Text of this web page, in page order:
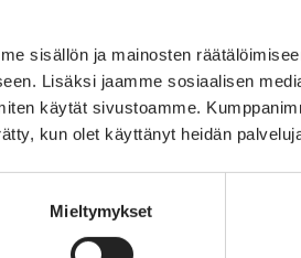
sisällön ja mainosten
Lisäksi jaamme sosiaalisen
käytät sivustoamme.
kun olet käyttänyt heidän
Mieltymykset
Loman hakijoille Tiedotteet